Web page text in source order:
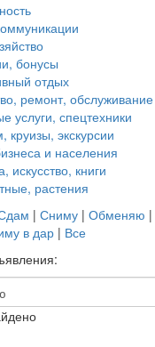
бонусы
отдых
ремонт, обслуживание
услуги, спецтехники
круизы, экскурсии
и населения
искусство, книги
растения
| Сниму | Обменяю |
в дар | Все